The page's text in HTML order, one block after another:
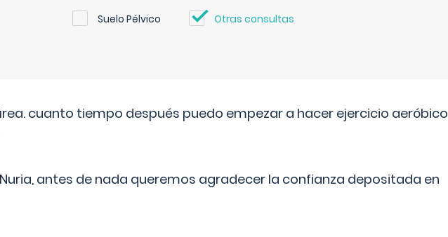
Suelo Pélvico Otras consultas
cuanto tiempo después puedo empezar a hacer ejercicio aeróbico
antes de nada queremos agradecer la confianza depositada en